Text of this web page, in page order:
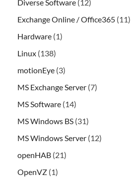
Diverse Software (12)
Exchange Online / Office365 (11)
Hardware (1)
Linux (138)
motionEye (3)
MS Exchange Server (7)
MS Software (14)
MS Windows BS (31)
MS Windows Server (12)
openHAB (21)
OpenVZ (1)